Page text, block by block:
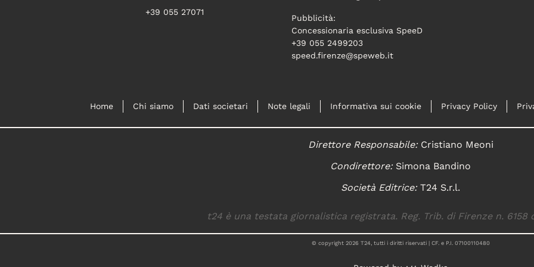
+39 055 27071
Pubblicità:
Concessionaria esclusiva SpeeD
+39 055 2499203
speed.firenze@speweb.it
Home Chi siamo Dati societari Note legali Informativa sui cookie Privacy Policy
Direttore Responsabile:Cristiano Meoni
Condirettore:Simona Bandino
Società Editrice:T24 S.r.l.
t24 è una testata giornalistica registrata. Reg. Trib. di Firenze n. 6158
© copyright 2026 T24, tutti i diritti riservati | CF. e P.I. 07100110480